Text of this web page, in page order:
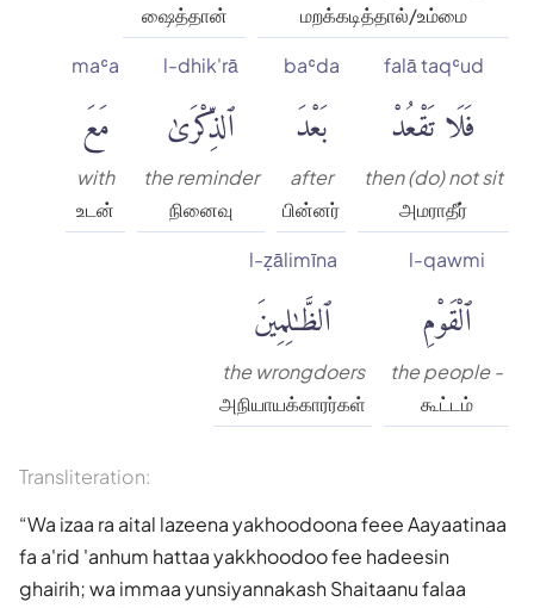
மறக்கடித்தால்/உம்மை
ஷைத்தான்
falā taqʿud
فَلَا تَقْعُدْ
then (do) not sit
அமராதீர்
baʿda
بَعْدَ
after
பின்னர்
l-dhik'rā
ٱلذِّكْرَىٰ
the reminder
நினைவு
maʿa
مَعَ
with
உடன்
l-qawmi
ٱلْقَوْمِ
the people -
கூட்டம்
l-ẓālimīna
ٱلظَّٰلِمِينَ
the wrongdoers
அநியாயக்காரர்கள்
Transliteration:
Wa izaa ra aital lazeena yakhoodoona feee Aayaatinaa
fa a'rid 'anhum hattaa yakkhoodoo fee hadeesin
ghairih; wa immaa yunsiyannakash Shaitaanu falaa